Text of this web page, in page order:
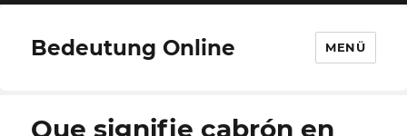
Bedeutung Online MENÜ
Que signifie cabrón en